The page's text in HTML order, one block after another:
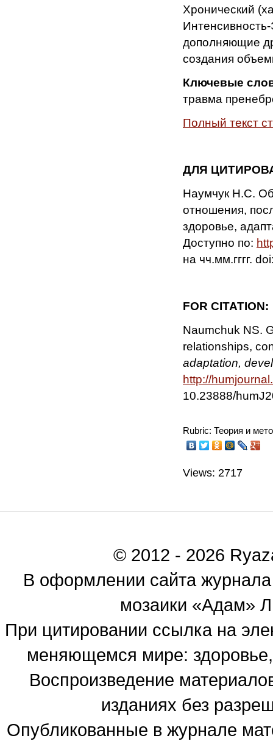
Хронический
дополняющие
создания
Ключевые
травма
Полный текст
ДЛЯ
Наумчук Н.С.
отношения,
здоровье,
Доступно по:
на чч.мм.гггг.
FOR CITATION:
Naumchuk NS.
relationships,
adaptation,
http://
10.23888/
Rubric: Теория и
Views: 2717
© 2012 - 2026
В оформлении сайта
мозаики «Адам»
При цитировании ссылка на
меняющемся мире: здоровье,
Воспроизведение
изданиях без
Опубликованные в журнале